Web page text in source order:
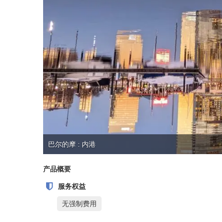
巴尔的摩 : 内港
产品概要
服务权益
无强制费用